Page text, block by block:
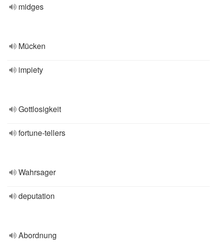
midges
Mücken
impiety
Gottlosigkeit
fortune-tellers
Wahrsager
deputation
Abordnung